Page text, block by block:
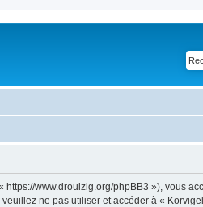
www.drouizig.org/phpBB3 »), vous
ne pas utiliser et accéder à «